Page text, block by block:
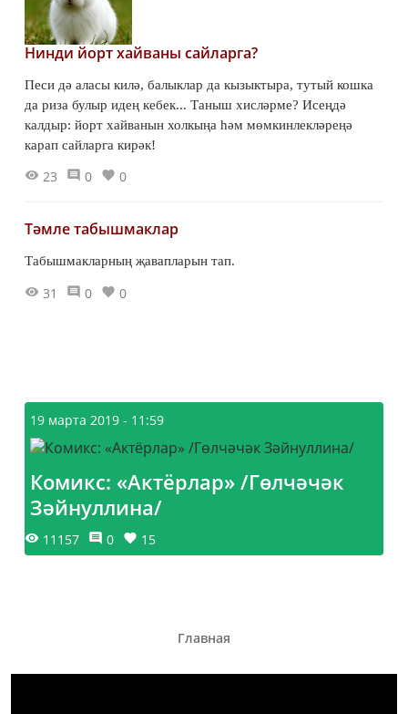
Нинди йорт хайваны сайларга?
Песи дә аласы килә, балыклар да кызыктыра, тутый кошка
да риза булыр идең кебек... Таныш хисләрме? Исеңдә
калдыр: йорт хайванын холкыңа һәм мөмкинлекләреңә
карап сайларга кирәк!
23 0 0
Тәмле табышмаклар
Табышмакларның җавапларын тап.
31 0 0
19 марта 2019 - 11:59
Комикс: «Актёрлар» /Гөлчәчәк
Зәйнуллина/
11157 0 15
Главная